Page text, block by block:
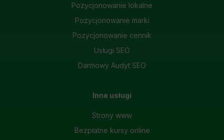
Pozycjonowanie lokalne
Pozycjonowanie marki
Pozycjonowanie cennik
Usługi SEO
Darmowy Audyt SEO
Inne usługi
Strony www
Bezpłatne kursy online